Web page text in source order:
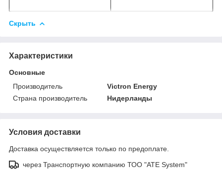
Скрыть
Характеристики
Основные
Производитель
Victron Energy
Страна производитель
Нидерланды
Условия доставки
Доставка осуществляется только по предоплате.
через Транспортную компанию ТОО "ATE System"